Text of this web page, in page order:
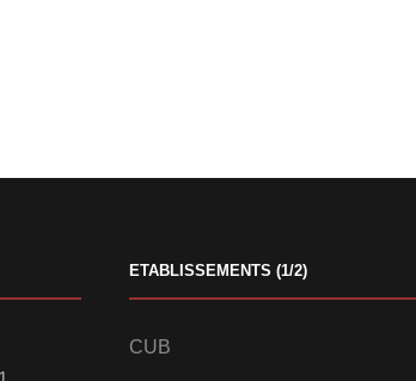
ETABLISSEMENTS (1/2)
CUB